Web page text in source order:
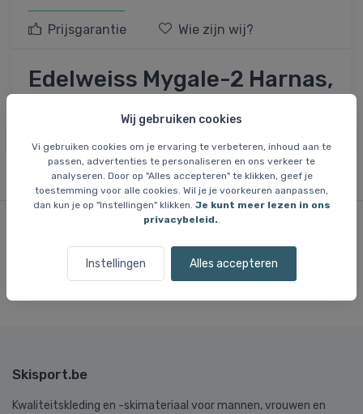
Wij gebruiken cookies
Vi gebruiken cookies om je ervaring te verbeteren, inhoud aan te
passen, advertenties te personaliseren en ons verkeer te
analyseren. Door op "Alles accepteren" te klikken, geef je
toestemming voor alle cookies. Wil je je voorkeuren aanpassen,
dan kun je op "Instellingen" klikken. Je kunt meer lezen in ons
privacybeleid.
Instellingen Alles accepteren
Prijsgarantie Wie zijn wij?
Edelweiss Mygale-2 Harnas,
Onze klanten houden vanons
Meer dan500,000 klantensinds 2003.
Skisport.be
Kwaliteitskleding en -skimateriaal voor mannen, vrouwen en